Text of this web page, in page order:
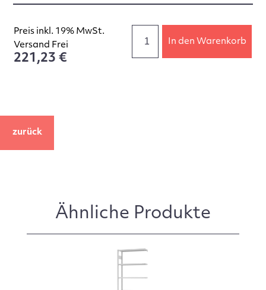
Preis inkl. 19% MwSt.
Versand Frei
221,23 €
In den Warenkorb
zurück
Ähnliche Produkte